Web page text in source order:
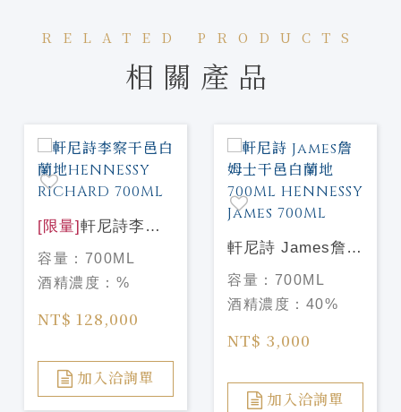
RELATED PRODUCTS
相關產品
[限量] 軒尼詩李察
干邑白蘭地
HENNESSY
RICHARD 700ML
容量： 700ML
酒精濃度： %
NT$ 128,000
加入洽詢單
軒尼詩 James詹姆
士干邑白蘭地
700ML
HENNESSY
James 700ML
容量： 700ML
酒精濃度： 40%
NT$ 3,000
加入洽詢單